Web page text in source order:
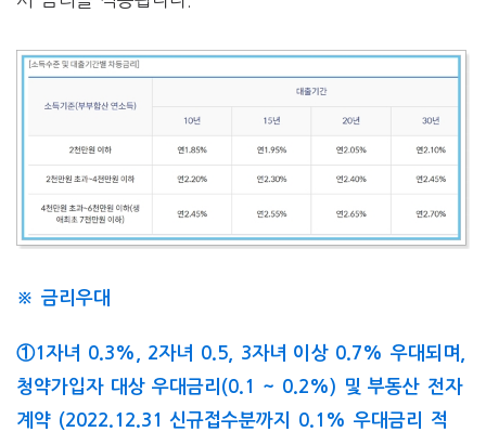
※ 금리우대
①1자녀 0.3%, 2자녀 0.5, 3자녀 이상 0.7% 우대되며,
청약가입자 대상 우대금리(0.1 ~ 0.2%) 및 부동산 전자
계약 (2022.12.31 신규접수분까지 0.1% 우대금리 적